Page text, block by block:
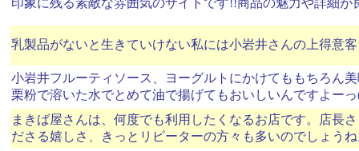
印象に残る素敵な雰囲気のサイトです!!商品の魅力や詳細
乳製品がないと生きていけない私には小岩井さんの上得意
小岩井フルーティソース、ヨーグルトにかけてももちろ
栗粉で溶いた水でとめて油で揚げてもおいしいんですよー
まきば屋さんは、何度でも利用したくなるお店です。店長
ださる嬉しさ、きっとリピーターの方々も多いのでしょう